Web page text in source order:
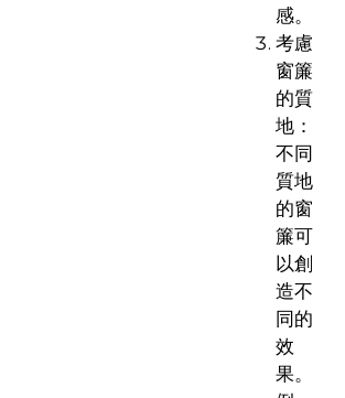
感。
考慮
窗簾
的質
地：
不同
質地
的窗
簾可
以創
造不
同的
效
果。